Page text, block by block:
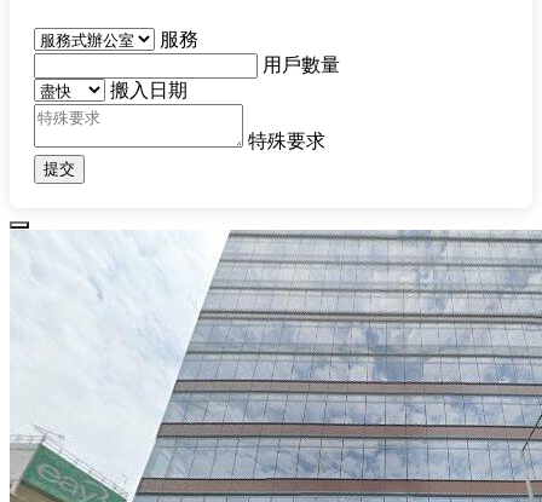
服務
用戶數量
搬入日期
特殊要求
提交